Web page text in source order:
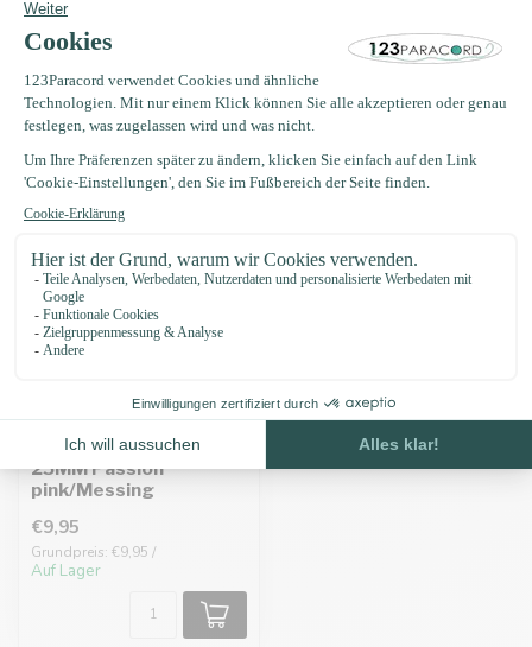
Eigenschaften
Zuletzt angesehen
Biothane adapter
25MM Passion
pink/Messing
€9,95
Grundpreis: €9,95 /
Auf Lager